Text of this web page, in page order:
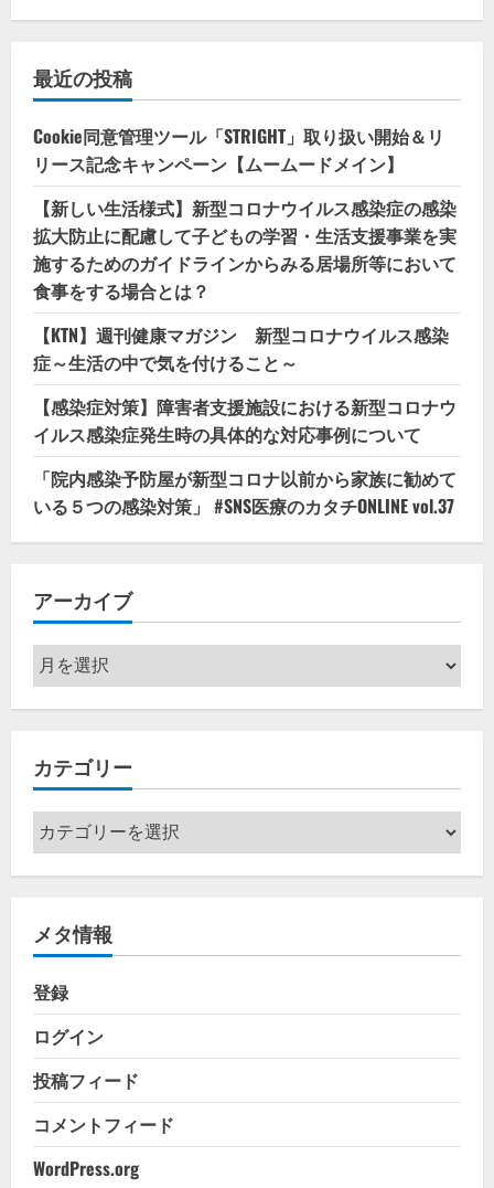
最近の投稿
Cookie同意管理ツール「STRIGHT」取り扱い開始＆リ
リース記念キャンペーン【ムームードメイン】
【新しい生活様式】新型コロナウイルス感染症の感染
拡大防止に配慮して子どもの学習・生活支援事業を実
施するためのガイドラインからみる居場所等において
食事をする場合とは？
【KTN】週刊健康マガジン 新型コロナウイルス感染
症～生活の中で気を付けること～
【感染症対策】障害者支援施設における新型コロナウ
イルス感染症発生時の具体的な対応事例について
「院内感染予防屋が新型コロナ以前から家族に勧めて
いる５つの感染対策」 #SNS医療のカタチONLINE vol.37
アーカイブ
ア
ー
カ
ブ
カテゴリー
カ
テ
ゴ
ー
メタ情報
登録
ログイン
投稿フィード
コメントフィード
WordPress.org